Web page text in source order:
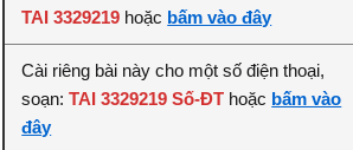
TAI 3329219 hoặc bấm vào đây
Cài riêng bài này cho một số điện thoại,
soạn:TAI 3329219 Số-ĐT hoặc bấm vào
đây